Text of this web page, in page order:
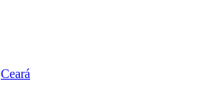
Ceará